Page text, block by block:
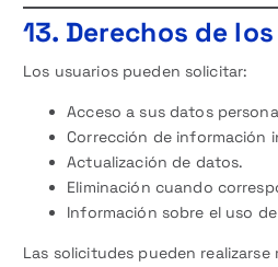
13. Derechos de
Los usuarios pueden solicitar:
Acceso a sus datos
Corrección de información
Actualización de datos.
Eliminación cuando
Información sobre el uso
Las solicitudes pueden realizarse